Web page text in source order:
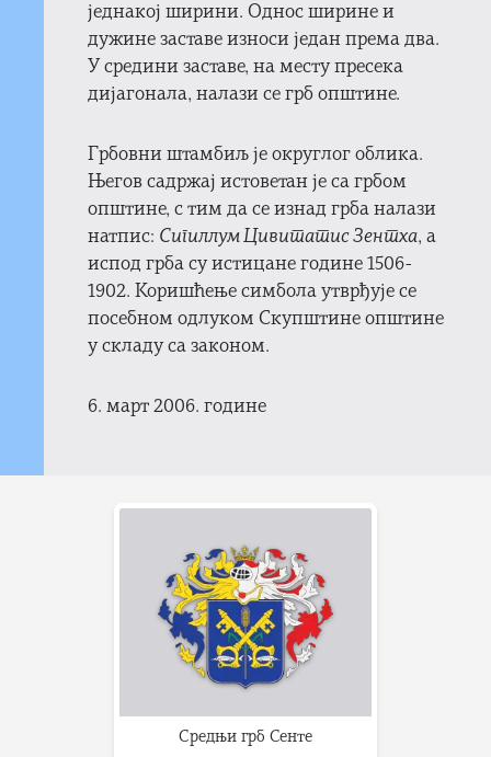
једнакој ширини. Однос ширине и
дужине заставе износи један према два.
У средини заставе, на месту пресека
дијагонала, налази се грб општине.
Грбовни штамбиљ је округлог облика.
Његов садржај истоветан је са грбом
општине, с тим да се изнад грба налази
натпис: Сигиллум Цивитатис Зентха, а
испод грба су истицане године 1506-
1902. Коришћење симбола утврђује се
посебном одлуком Скупштине општине
у складу са законом.
6. март 2006. године
Средњи грб Сенте